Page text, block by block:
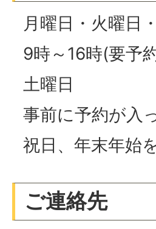
月曜日・火曜日
9時～16時(要予約
土曜日
事前に予約が入
祝日、年末年始
ご連絡先